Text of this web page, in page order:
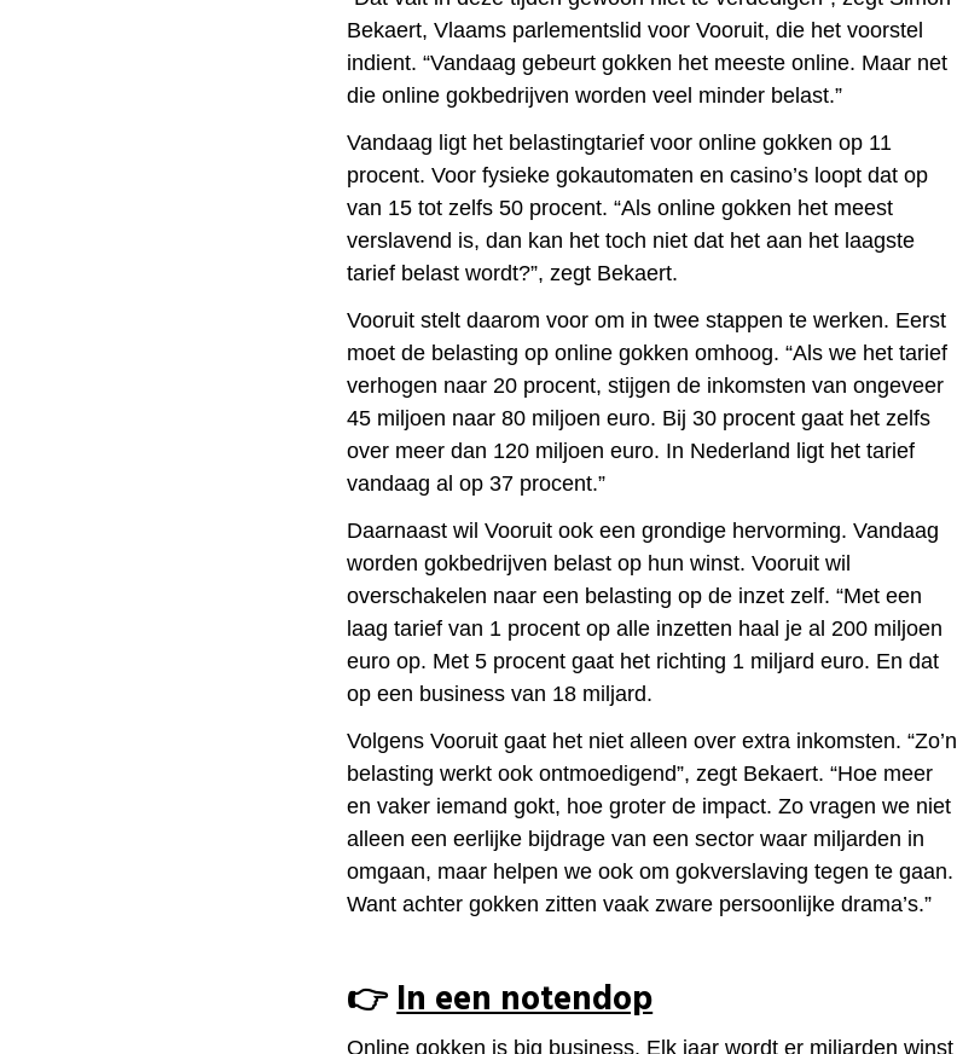
Bekaert, Vlaams parlementslid voor Vooruit, die het voorstel
indient. “Vandaag gebeurt gokken het meeste online. Maar net
die online gokbedrijven worden veel minder belast.”
Vandaag ligt het belastingtarief voor online gokken op 11
procent. Voor fysieke gokautomaten en casino’s loopt dat op
van 15 tot zelfs 50 procent. “Als online gokken het meest
verslavend is, dan kan het toch niet dat het aan het laagste
tarief belast wordt?”, zegt Bekaert.
Vooruit stelt daarom voor om in twee stappen te werken. Eerst
moet de belasting op online gokken omhoog. “Als we het tarief
verhogen naar 20 procent, stijgen de inkomsten van ongeveer
45 miljoen naar 80 miljoen euro. Bij 30 procent gaat het zelfs
over meer dan 120 miljoen euro. In Nederland ligt het tarief
vandaag al op 37 procent.”
Daarnaast wil Vooruit ook een grondige hervorming. Vandaag
worden gokbedrijven belast op hun winst. Vooruit wil
overschakelen naar een belasting op de inzet zelf. “Met een
laag tarief van 1 procent op alle inzetten haal je al 200 miljoen
euro op. Met 5 procent gaat het richting 1 miljard euro. En dat
op een business van 18 miljard.
Volgens Vooruit gaat het niet alleen over extra inkomsten. “Zo’n
belasting werkt ook ontmoedigend”, zegt Bekaert. “Hoe meer
en vaker iemand gokt, hoe groter de impact. Zo vragen we niet
alleen een eerlijke bijdrage van een sector waar miljarden in
omgaan, maar helpen we ook om gokverslaving tegen te gaan.
Want achter gokken zitten vaak zware persoonlijke drama’s.”
👉In een notendop
Online gokken is big business. Elk jaar wordt er miljarden winst